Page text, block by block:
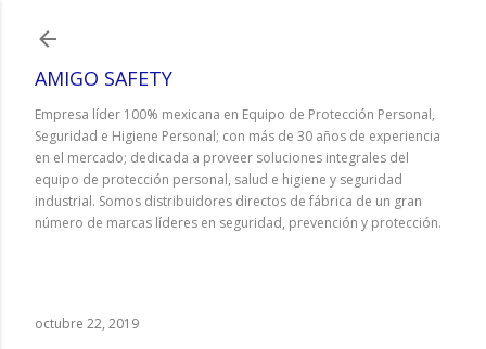
AMIGO SAFETY
Empresa líder 100% mexicana en Equipo de Protección Personal,
Seguridad e Higiene Personal; con más de 30 años de experiencia
en el mercado; dedicada a proveer soluciones integrales del
equipo de protección personal, salud e higiene y seguridad
industrial. Somos distribuidores directos de fábrica de un gran
número de marcas líderes en seguridad, prevención y protección.
octubre 22, 2019